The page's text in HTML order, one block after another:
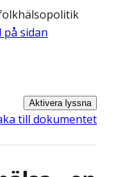
sidan
Aktivera lyssna
till dokumentet